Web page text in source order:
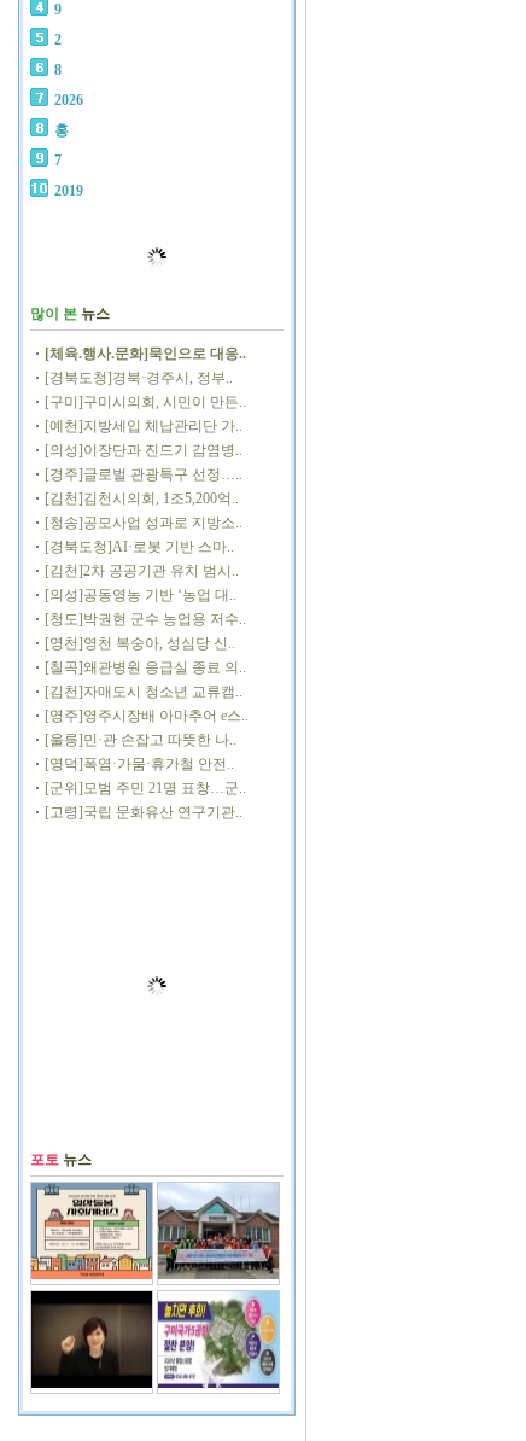
9
2
8
2026
홍
7
2019
많이 본 뉴스
[체육.행사.문화]묵인으로 대응..
[경북도청]경북·경주시, 정부..
[구미]구미시의회, 시민이 만든..
[예천]지방세입 체납관리단 가..
[의성]이장단과 진드기 감염병..
[경주]글로벌 관광특구 선정…..
[김천]김천시의회, 1조5,200억..
[청송]공모사업 성과로 지방소..
[경북도청]AI·로봇 기반 스마..
[김천]2차 공공기관 유치 범시..
[의성]공동영농 기반 ‘농업 대..
[청도]박권현 군수 농업용 저수..
[영천]영천 복숭아, 성심당 신..
[칠곡]왜관병원 응급실 종료 의..
[김천]자매도시 청소년 교류캠..
[영주]영주시장배 아마추어 e스..
[울릉]민·관 손잡고 따뜻한 나..
[영덕]폭염·가뭄·휴가철 안전..
[군위]모범 주민 21명 표창…군..
[고령]국립 문화유산 연구기관..
포토 뉴스